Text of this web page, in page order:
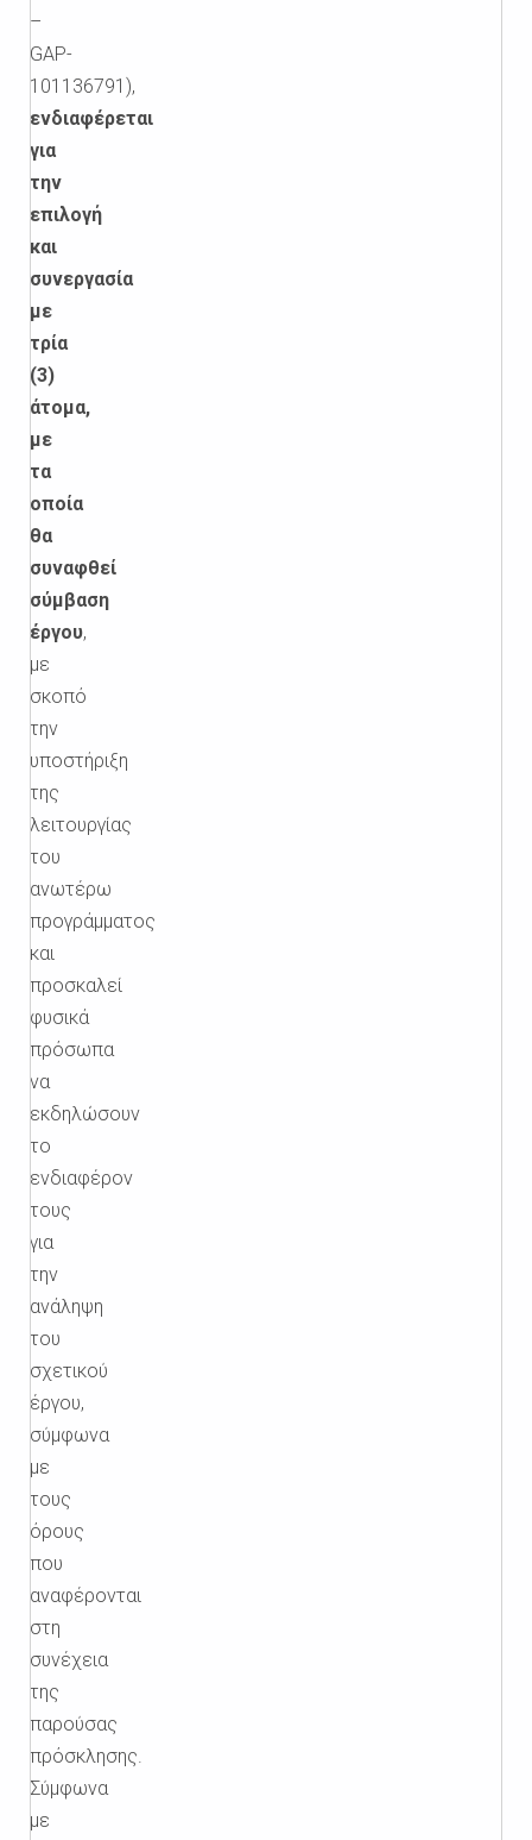
–
GAP-
101136791),
ενδιαφέρεται
για
την
επιλογή
και
συνεργασία
με
τρία
(3)
άτομα,
με
τα
οποία
θα
συναφθεί
σύμβαση
έργου,
με
σκοπό
την
υποστήριξη
της
λειτουργίας
του
ανωτέρω
προγράμματος
και
προσκαλεί
φυσικά
πρόσωπα
να
εκδηλώσουν
το
ενδιαφέρον
τους
για
την
ανάληψη
του
σχετικού
έργου,
σύμφωνα
με
τους
όρους
που
αναφέρονται
στη
συνέχεια
της
παρούσας
πρόσκλησης.
Σύμφωνα
με